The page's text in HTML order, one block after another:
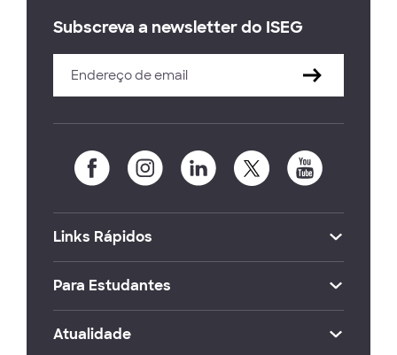
Subscreva a newsletter do ISEG
Links Rápidos
Para Estudantes
Atualidade